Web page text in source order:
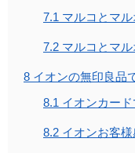
7.1 マルコとマ
7.2 マルコとマ
8 イオンの無印良品
8.1 イオンカー
8.2 イオンお客